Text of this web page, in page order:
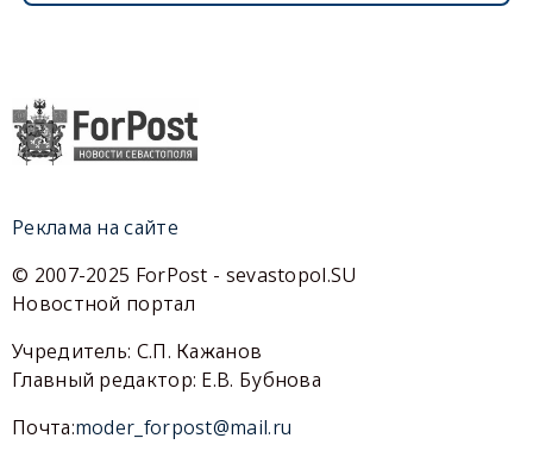
Реклама на сайте
© 2007-2025 ForPost - sevastopol.SU
Новостной портал
Учредитель: С.П. Кажанов
Главный редактор: Е.В. Бубнова
Почта:moder_forpost@mail.ru